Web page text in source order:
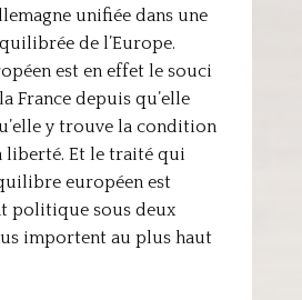
unifiée dans une
de l’Europe.
est en effet le souci
France depuis qu’elle
y trouve la condition
liberté. Et le traité qui
européen est
politique sous deux
importent au plus haut